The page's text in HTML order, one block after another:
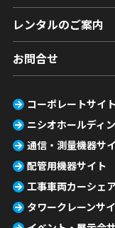
レンタルのご案内
お問合せ
コーポレートサイト
ニシオホールディ
通信・測量機器サ
配管用機器サイト
工事車両カーシェ
タワークレーンサ